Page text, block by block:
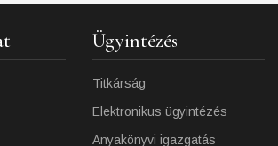
Ügyintézés
Titkárság
Elektronikus ügyintézés
Anyakönyvi igazgatás